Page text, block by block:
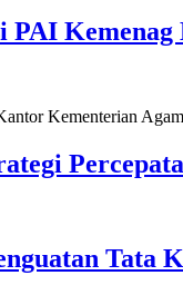
PAI
Kementerian
Tata